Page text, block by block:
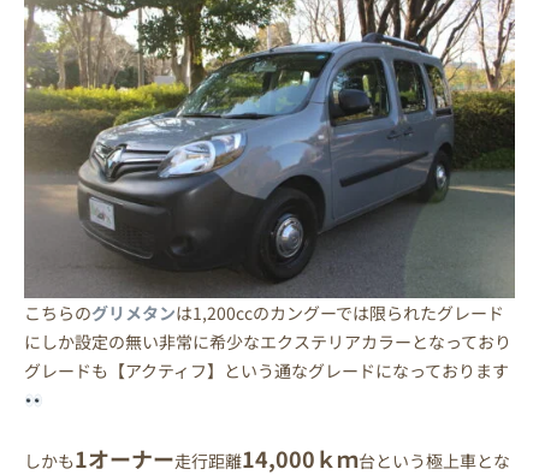
こちらのグリメタンは1,200ccのカングーでは限られたグレード
にしか設定の無い非常に希少なエクステリアカラーとなっており
グレードも【アクティフ】という通なグレードになっております
しかも1オーナー走行距離14,000ｋｍ台という極上車とな